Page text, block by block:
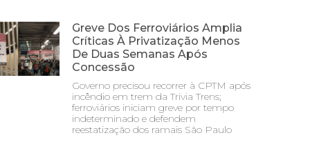
Greve Dos Ferroviários Amplia
Críticas À Privatização Menos
De Duas Semanas Após
Concessão
Governo precisou recorrer à CPTM após
incêndio em trem da Trivia Trens;
ferroviários iniciam greve por tempo
indeterminado e defendem
reestatização dos ramais São Paulo